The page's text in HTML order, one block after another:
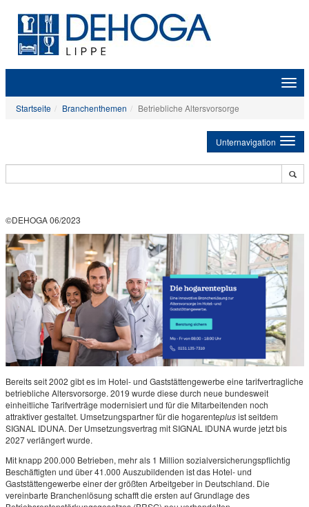
Startseite
Branchenthemen Betriebliche Altersvorsorge
Unternavigation
©DEHOGA 06/2023
Bereits seit 2002 gibt es im Hotel- und Gaststättengewerbe eine tarifvertragliche
betriebliche Altersvorsorge. 2019 wurde diese durch neue bundesweit
einheitliche Tarifverträge modernisiert und für die Mitarbeitenden noch
attraktiver gestaltet. Umsetzungspartner für die hogarenteplusist seitdem
SIGNAL IDUNA. Der Umsetzungsvertrag mit SIGNAL IDUNA wurde jetzt bis
2027 verlängert wurde.
Mit knapp 200.000 Betrieben, mehr als 1 Million sozialversicherungspflichtig
Beschäftigten und über 41.000 Auszubildenden ist das Hotel- und
Gaststättengewerbe einer der größten Arbeitgeber in Deutschland. Die
vereinbarte Branchenlösung schafft die ersten auf Grundlage des